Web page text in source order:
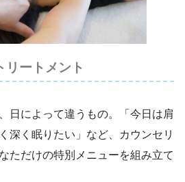
リートメント
日によって違うもの。「今日は肩
深く眠りたい」など、カウンセリ
ただけの特別メニューを組み立て